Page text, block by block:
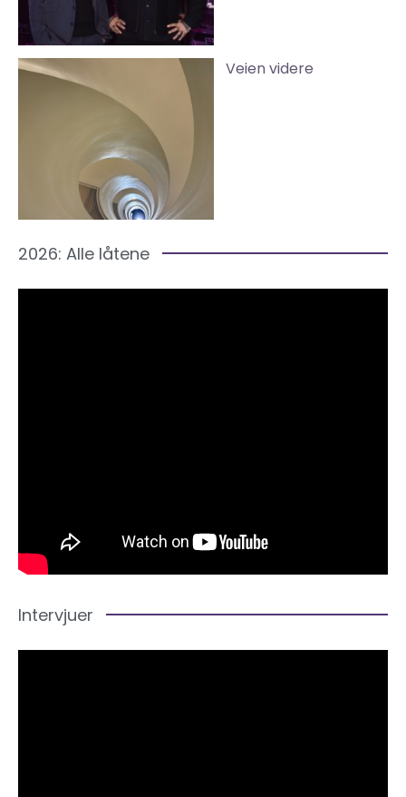
Veien videre
2026: Alle låtene
Intervjuer